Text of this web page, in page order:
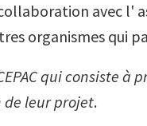
avec l'
organismes qui
qui consiste à
de leur projet.